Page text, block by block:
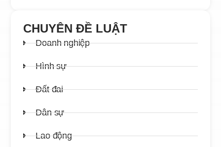
CHUYÊN ĐỀ LUẬT
Doanh nghiệp
Hình sự
Đất đai
Dân sự
Lao động